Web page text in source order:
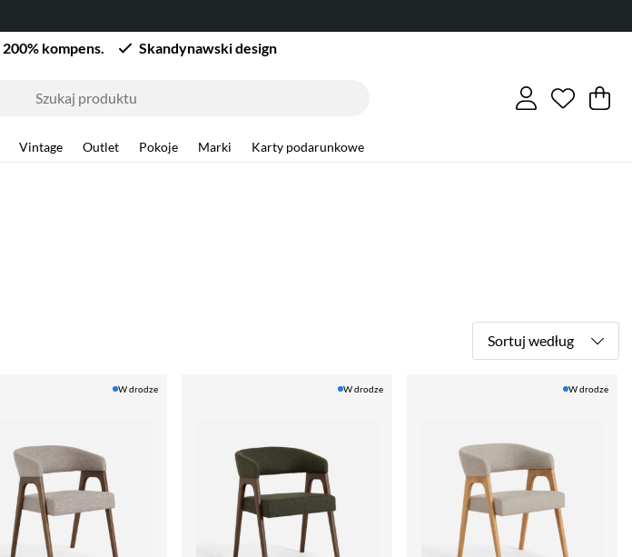
200% kompens. Skandynawski design
Lista
Liczba
. .
Vintage Outlet Pokoje Marki
Karty podarunkowe
Sortuj według
W drodze W drodze W drodze